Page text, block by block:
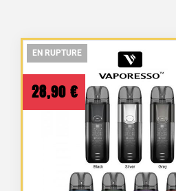
EN RUPTURE
EN RUPTURE
28,90 €
EN RUPTURE